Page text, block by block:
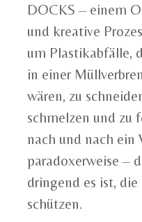
DOCKS – einem
und kreative
um Plastikabfälle,
in einer
wären, zu
schmelzen und zu
nach und nach ein
paradoxerweise –
dringend es ist,
schützen.